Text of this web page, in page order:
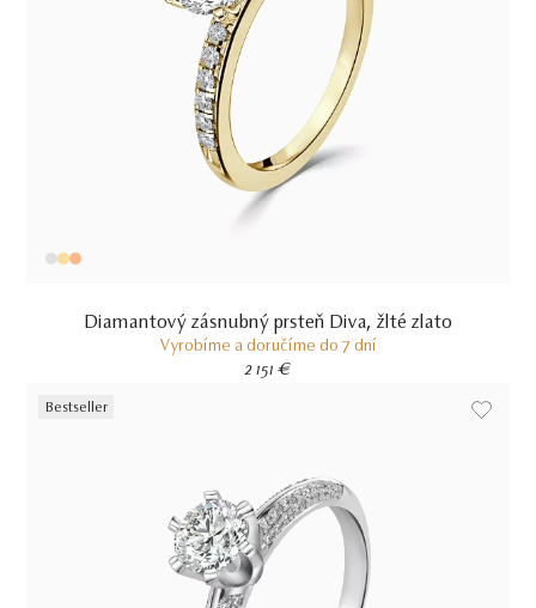
Diamantový zásnubný prsteň Diva, žlté zlato
Vyrobíme a doručíme do 7 dní
2 151 €
Bestseller